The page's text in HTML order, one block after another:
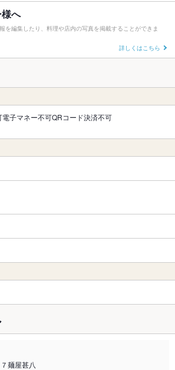
へ
を編集したり、料理や店内の写真を掲載することができま
詳しくはこちら
電子マネー不可QRコード決済不可
麺屋甚八